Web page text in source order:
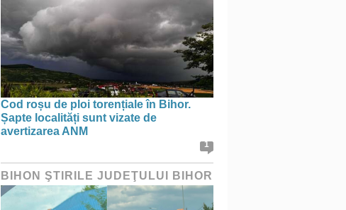
Cod roșu de ploi torențiale în Bihor.
Șapte localități sunt vizate de
avertizarea ANM
1
BIHON ŞTIRILE JUDEŢULUI BIHOR